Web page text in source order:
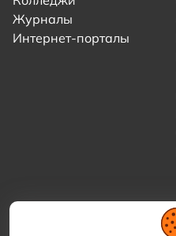
Журналы
Интернет-порталы